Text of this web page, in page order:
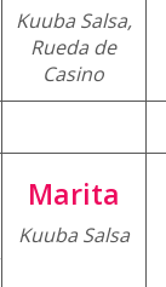
Kuuba Salsa,
Rueda de
Casino
Marita
Kuuba Salsa